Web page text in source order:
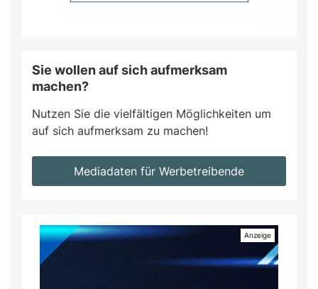
Sie wollen auf sich aufmerksam
machen?
Nutzen Sie die vielfältigen Möglichkeiten um
auf sich aufmerksam zu machen!
Mediadaten für Werbetreibende